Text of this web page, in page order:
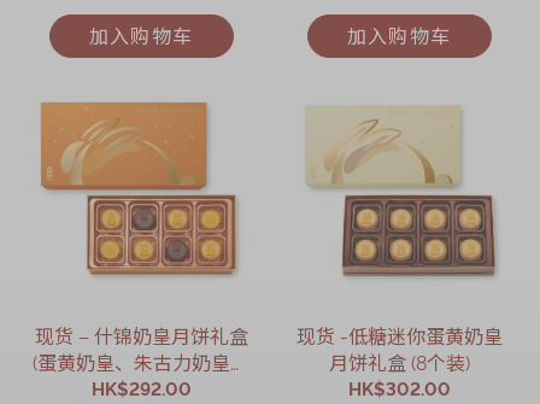
加入购物车 加入购物车
现货 – 什锦奶皇月饼礼盒
(蛋黄奶皇、朱古力奶皇及
伯爵茶奶皇) (8个装)
HK$292.00
现货 -低糖迷你蛋黄奶皇
月饼礼盒 (8个装)
HK$302.00